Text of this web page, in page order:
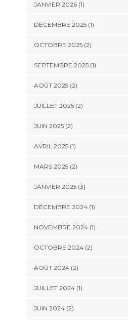
JANVIER 2026(1)
DÉCEMBRE 2025(1)
OCTOBRE 2025(2)
SEPTEMBRE 2025(1)
AOÛT 2025(2)
JUILLET 2025(2)
JUIN 2025(2)
AVRIL 2025(1)
MARS 2025(2)
JANVIER 2025(3)
DÉCEMBRE 2024(1)
NOVEMBRE 2024(1)
OCTOBRE 2024(2)
AOÛT 2024(2)
JUILLET 2024(1)
JUIN 2024(2)